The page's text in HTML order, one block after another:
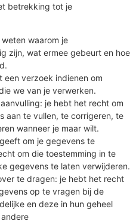
betrekking tot je
waarom je
zijn, wat ermee gebeurt en hoe
een verzoek indienen om
we van je verwerken.
je hebt het recht om
aan te vullen, te corrigeren, te
wanneer je maar wilt.
om je gegevens te
om die toestemming in te
gegevens te laten verwijderen.
te dragen: je hebt het recht
op te vragen bij de
en deze in hun geheel